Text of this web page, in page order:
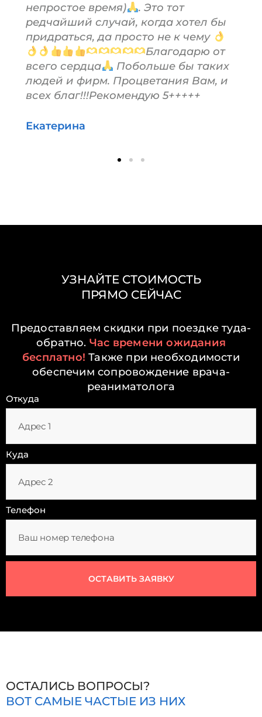
непростое время)
. Это тот
редчайший случай, когда хотел бы
придраться, да просто не к чему
Благодарю от
всего сердца
Побольше бы таких
людей и фирм. Процветания Вам, и
всех благ!!!Рекомендую 5+++++
Екатерина
УЗНАЙТЕ СТОИМОСТЬ
ПРЯМО СЕЙЧАС
Предоставляем скидки при поездке туда-
обратно. Час времени ожидания
бесплатно! Также при необходимости
обеспечим сопровождение врача-
реаниматолога
Откуда
Куда
Телефон
ОСТАВИТЬ ЗАЯВКУ
ОСТАЛИСЬ ВОПРОСЫ?
ВОТ САМЫЕ ЧАСТЫЕ ИЗ НИХ